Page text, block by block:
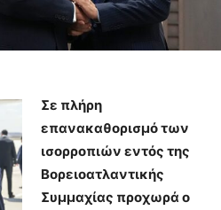
Σε πλήρη
επανακαθορισμό των
ισορροπιών εντός της
Βορειοατλαντικής
Συμμαχίας προχωρά ο